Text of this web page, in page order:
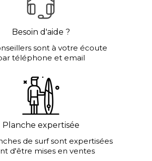
Besoin d'aide ?
sont à votre écoute
téléphone et email
Planche expertisée
de surf sont expertisées
d'être mises en ventes